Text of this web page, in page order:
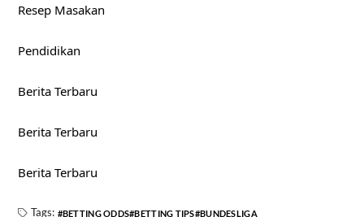
Resep Masakan
Pendidikan
Berita Terbaru
Berita Terbaru
Berita Terbaru
Tags: BETTING ODDS BETTING TIPS BUNDESLIGA